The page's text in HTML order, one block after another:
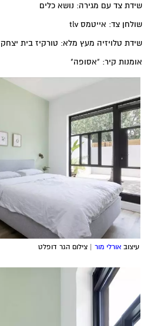
שידת צד עם מגירה: נושא כלים
שולחן צד: אייטמס tlv
שידת טלויזיה מעץ מלא: טורקיז בית יצחק
אומנות קיר: "אסופה"
עיצוב אורלי מור | צילום הגר דופלט